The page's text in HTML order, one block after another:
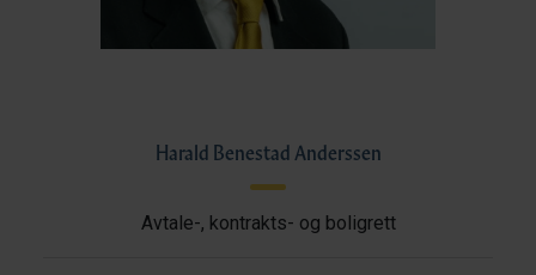
Harald Benestad Anderssen
Avtale-, kontrakts- og boligrett